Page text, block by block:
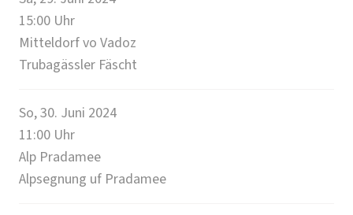
15:00 Uhr
Mitteldorf vo Vadoz
Trubagässler Fäscht
So, 30. Juni 2024
11:00 Uhr
Alp Pradamee
Alpsegnung uf Pradamee